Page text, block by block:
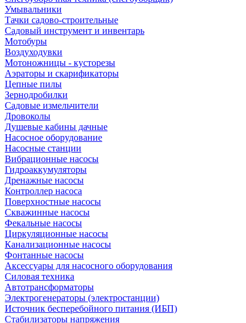
Умывальники
Тачки садово-строительные
Садовый инструмент и инвентарь
Мотобуры
Воздуходувки
Мотоножницы - кусторезы
Аэраторы и скарификаторы
Цепные пилы
Зернодробилки
Садовые измельчители
Дровоколы
Душевые кабины дачные
Насосное оборудование
Насосные станции
Вибрационные насосы
Гидроаккумуляторы
Дренажные насосы
Контроллер насоса
Поверхностные насосы
Скважинные насосы
Фекальные насосы
Циркуляционные насосы
Канализационные насосы
Фонтанные насосы
Аксессуары для насосного оборудования
Силовая техника
Автотрансформаторы
Электрогенераторы (электростанции)
Источник бесперебойного питания (ИБП)
Стабилизаторы напряжения